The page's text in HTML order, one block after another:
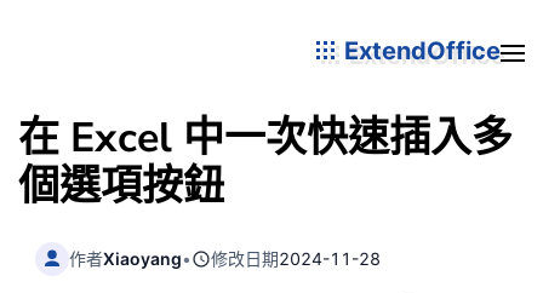
ExtendOffice
在 Excel 中一次快速插入多
個選項按鈕
作者Xiaoyang• 修改日期2024-11-28